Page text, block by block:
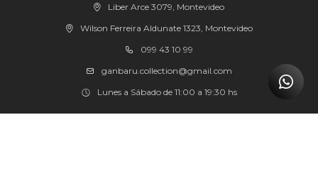
Liber Arce 3079, Montevideo
Wilson Ferreira Aldunate 1323, Montevideo
099 43 10 99
ganbaru.collection@gmail.com
Lunes a Sábado de 11:00 a 19:30 hs